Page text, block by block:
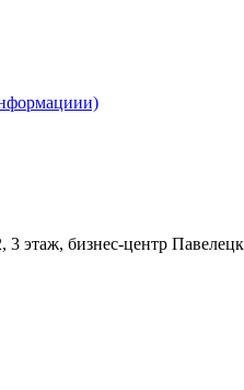
этаж, бизнес-центр